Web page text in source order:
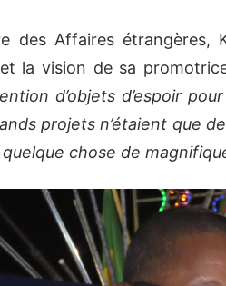
des Affaires étrangères,
et la vision de sa
d’objets d’espoir
projets n’étaient que
chose de